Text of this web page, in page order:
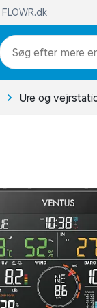
FLOWR.dk
mere
Ure og